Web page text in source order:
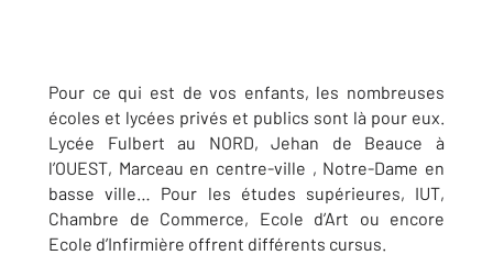
Pour ce qui est de vos enfants, les nombreuses
écoles et lycées privés et publics sont là pour eux.
Lycée Fulbert au NORD, Jehan de Beauce à
l’OUEST, Marceau en centre-ville , Notre-Dame en
basse ville… Pour les études supérieures, IUT,
Chambre de Commerce, Ecole d’Art ou encore
Ecole d’Infirmière offrent différents cursus.